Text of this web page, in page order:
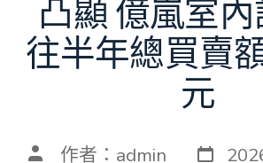
凸顯 億嵐室
往半年總買賣
元
文 作者： admin 發